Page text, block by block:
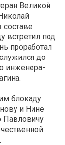
Великой
встретил под
проработал
до
инженера-
блокаду
и Нине
Павловичу